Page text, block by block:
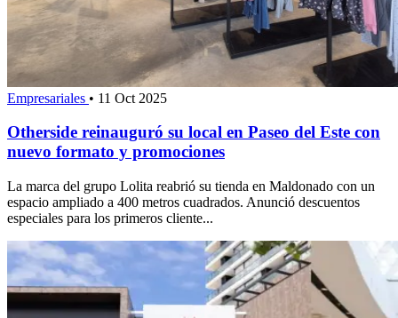
Empresariales • 11 Oct 2025
Otherside reinauguró su local en Paseo del Este con
nuevo formato y promociones
La marca del grupo Lolita reabrió su tienda en Maldonado con un
espacio ampliado a 400 metros cuadrados. Anunció descuentos
especiales para los primeros cliente...